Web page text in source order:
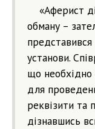
«Аферист
обману –
представився
установи.
що необхідно
для
реквізити та
дізнавшись